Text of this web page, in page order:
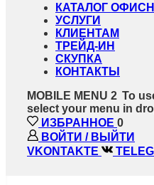
КАТАЛОГ
УСЛУГИ
КЛИЕНТАМ
ТРЕЙД-ИН
СКУПКА
КОНТАКТЫ
MOBILE MENU 2 To
select your menu in
ИЗБРАННОЕ 0
ВОЙТИ / ВЫЙТИ
VKONTAKTE